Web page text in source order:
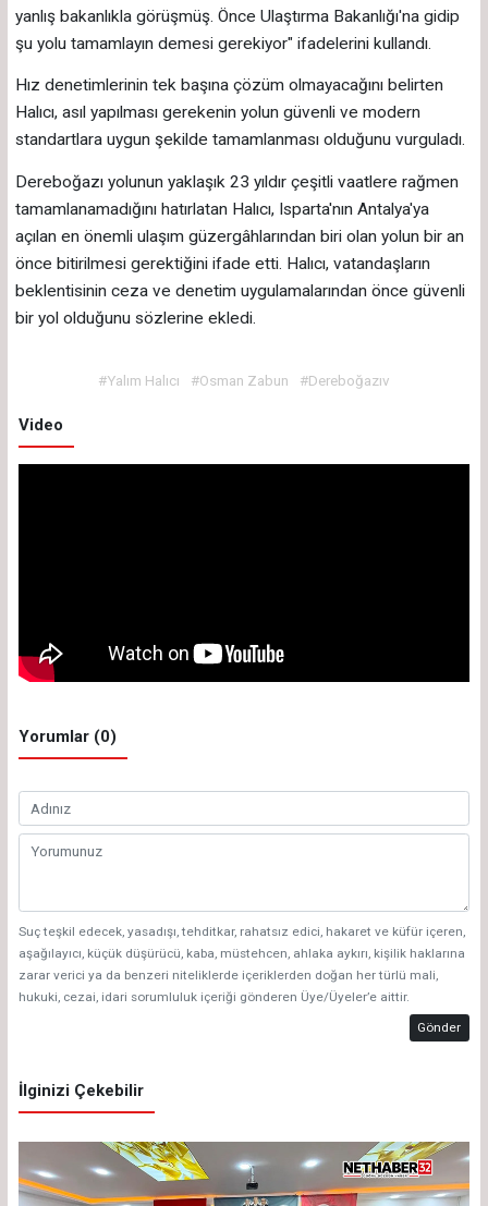
yanlış bakanlıkla görüşmüş. Önce Ulaştırma Bakanlığı'na gidip
şu yolu tamamlayın demesi gerekiyor" ifadelerini kullandı.
Hız denetimlerinin tek başına çözüm olmayacağını belirten
Halıcı, asıl yapılması gerekenin yolun güvenli ve modern
standartlara uygun şekilde tamamlanması olduğunu vurguladı.
Dereboğazı yolunun yaklaşık 23 yıldır çeşitli vaatlere rağmen
tamamlanamadığını hatırlatan Halıcı, Isparta'nın Antalya'ya
açılan en önemli ulaşım güzergâhlarından biri olan yolun bir an
önce bitirilmesi gerektiğini ifade etti. Halıcı, vatandaşların
beklentisinin ceza ve denetim uygulamalarından önce güvenli
bir yol olduğunu sözlerine ekledi.
#Yalım Halıcı #Osman Zabun #Dereboğazıv
Video
Yorumlar (0)
Suç teşkil edecek, yasadışı, tehditkar, rahatsız edici, hakaret ve küfür içeren,
aşağılayıcı, küçük düşürücü, kaba, müstehcen, ahlaka aykırı, kişilik haklarına
zarar verici ya da benzeri niteliklerde içeriklerden doğan her türlü mali,
hukuki, cezai, idari sorumluluk içeriği gönderen Üye/Üyeler’e aittir.
Gönder
İlginizi Çekebilir